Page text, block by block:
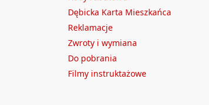
Dębicka Karta Mieszkańca
Reklamacje
Zwroty i wymiana
Do pobrania
Filmy instruktażowe